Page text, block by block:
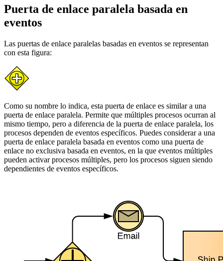
Puerta de enlace paralela basada en
eventos
Las puertas de enlace paralelas basadas en eventos se representan
con esta figura:
Como su nombre lo indica, esta puerta de enlace es similar a una
puerta de enlace paralela. Permite que múltiples procesos ocurran al
mismo tiempo, pero a diferencia de la puerta de enlace paralela, los
procesos dependen de eventos específicos. Puedes considerar a una
puerta de enlace paralela basada en eventos como una puerta de
enlace no exclusiva basada en eventos, en la que eventos múltiples
pueden activar procesos múltiples, pero los procesos siguen siendo
dependientes de eventos específicos.